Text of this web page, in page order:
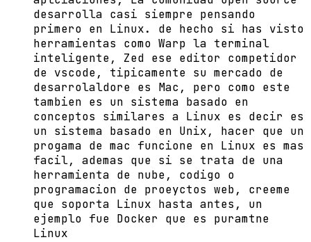
desarrolla casi siempre pensando
primero en Linux. de hecho si has visto
herramientas como Warp la terminal
inteligente, Zed ese editor competidor
de vscode, tipicamente su mercado de
desarrolaldore es Mac, pero como este
tambien es un sistema basado en
conceptos similares a Linux es decir es
un sistema basado en Unix, hacer que un
progama de mac funcione en Linux es mas
facil, ademas que si se trata de una
herramienta de nube, codigo o
programacion de proeyctos web, creeme
que soporta Linux hasta antes, un
ejemplo fue Docker que es puramtne
Linux